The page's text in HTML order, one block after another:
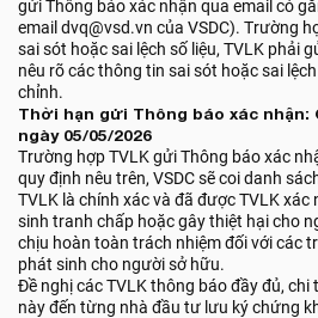
gửi Thông báo xác nhận qua email có
email dvq@vsd.vn của VSDC). Trường
sai sót hoặc sai lệch số liệu, TVLK phải
nêu rõ các thông tin sai sót hoặc sai
chỉnh.
Thời hạn gửi Thông báo xác nhận:
ngày 05/05/2026
Trường hợp TVLK gửi Thông báo xác
quy định nêu trên, VSDC sẽ coi danh
TVLK là chính xác và đã được TVLK
sinh tranh chấp hoặc gây thiệt hại cho
chịu hoàn toàn trách nhiệm đối với các
phát sinh cho người sở hữu.
Đề nghị các TVLK thông báo đầy đủ,
này đến từng nhà đầu tư lưu ký chứng